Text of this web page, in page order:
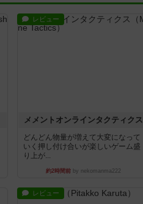
レビュー
メメントオンラインタクティクス
どんどん物量が増えて大変になって
いく押し付け合いが楽しいゲーム盛
り上が...
約2時間前by nekomanma222
レビュー